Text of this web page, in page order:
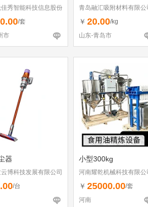
秀智能科技信息股份
/套
市
青岛融汇吸附材料有限公
￥ 20.00/kg
山东-青岛市
器
博科技发展有限公司
/台
小型300kg
河南耀乾机械科技有限公
￥ 25000.00/套
河南